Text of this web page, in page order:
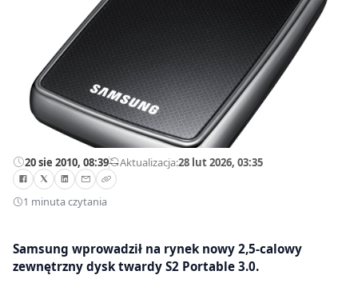
20 sie 2010, 08:39—Aktualizacja:28 lut 2026, 03:35
1 minuta czytania
Samsung wprowadził na rynek nowy 2,5-calowy
zewnętrzny dysk twardy S2 Portable 3.0.